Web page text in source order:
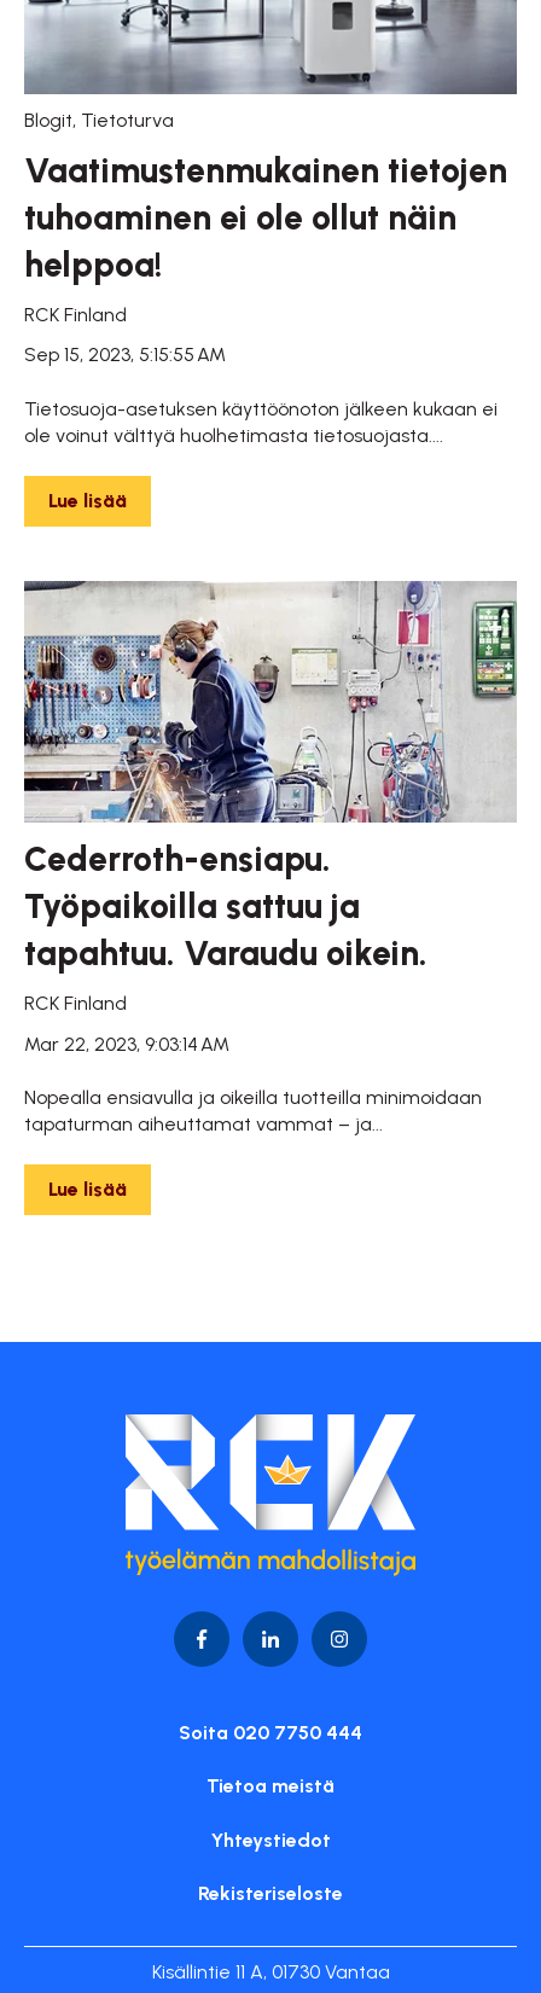
Blogit, Tietoturva
Vaatimustenmukainen tietojen
tuhoaminen ei ole ollut näin
helppoa!
RCK Finland
Sep 15, 2023, 5:15:55 AM
Tietosuoja-asetuksen käyttöönoton jälkeen kukaan ei
ole voinut välttyä huolhetimasta tietosuojasta....
Lue lisää
Cederroth-ensiapu.
Työpaikoilla sattuu ja
tapahtuu. Varaudu oikein.
RCK Finland
Mar 22, 2023, 9:03:14 AM
Nopealla ensiavulla ja oikeilla tuotteilla minimoidaan
tapaturman aiheuttamat vammat – ja...
Lue lisää
Soita 020 7750 444
Tietoa meistä
Yhteystiedot
Rekisteriseloste
Kisällintie 11 A, 01730 Vantaa